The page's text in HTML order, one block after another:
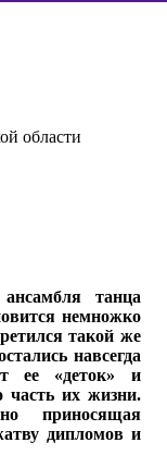
области
танца
немножко
такой же
навсегда
ее «деток» и
часть их жизни.
приносящая
дипломов и